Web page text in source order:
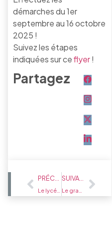
démarchesdu 1er
septembre au 16 octobre
2025 !
Suivez les étapes
indiquées sur ceflyer!
Partagez
SUIVANT